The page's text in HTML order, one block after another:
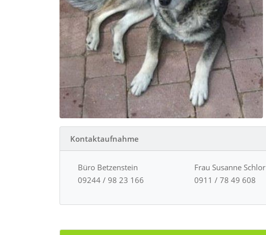
Kontaktaufnahme
Büro Betzenstein
09244 / 98 23 166
Frau Susanne Schlor
0911 / 78 49 608